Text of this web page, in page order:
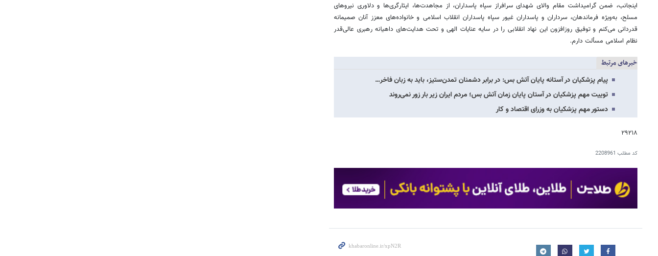
اینجانب، ضمن گرامیداشت مقام والای شهدای سرافراز سپاه پاسداران، از مجاهدت‌ها، ایثارگری‌ها و دلاوری نیروهای
مسلح، به‌ویژه فرماندهان، سرداران و پاسداران غیور سپاه پاسداران انقلاب اسلامی و خانواده‌های معزز آنان صمیمانه
قدردانی می‌کنم و توفیق روزافزون این نهاد انقلابی را در سایه عنایات الهی و تحت هدایت‌های داهیانه رهبری عالی‌قدر
نظام اسلامی مسألت دارم.
خبرهای مرتبط
پیام پزشکیان در آستانه پایان آتش بس: در برابر دشمنان تمدن‌ستیز، باید به زبان فاخر…
توییت مهم پزشکیان در آستان پایان زمان آتش بس؛ مردم ایران زیر بار زور نمی‌روند
دستور مهم پزشکیان به وزرای اقتصاد و کار
۲۹۲۱۸
کد مطلب 2208961